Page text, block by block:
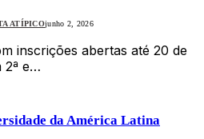
ATÍPICOjunho 2, 2026
inscrições abertas até 20 de
2ª e…
da América Latina